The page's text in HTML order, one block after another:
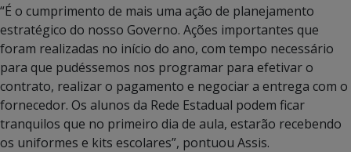
“É o cumprimento de mais uma ação de planejamento
estratégico do nosso Governo. Ações importantes que
foram realizadas no início do ano, com tempo necessário
para que pudéssemos nos programar para efetivar o
contrato, realizar o pagamento e negociar a entrega com o
fornecedor. Os alunos da Rede Estadual podem ficar
tranquilos que no primeiro dia de aula, estarão recebendo
os uniformes e kits escolares”, pontuou Assis.